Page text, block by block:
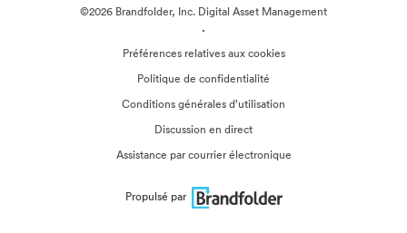
©2026 Brandfolder, Inc. Digital Asset Management
·
Préférences relatives aux cookies
Politique de confidentialité
Conditions générales d’utilisation
Discussion en direct
Assistance par courrier électronique
Propulsé par